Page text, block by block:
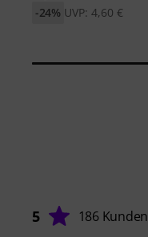
UVP: 4,60 €
-24%
5 186 Kunden